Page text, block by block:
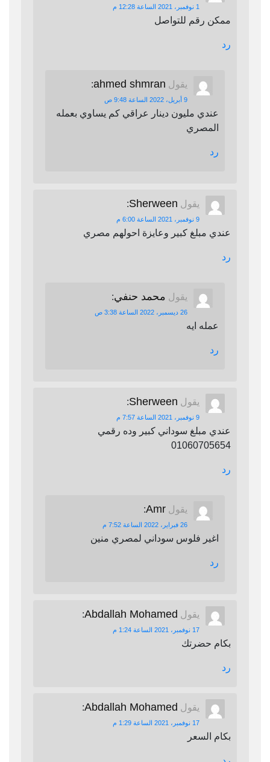
1 نوفمبر، 2021 الساعة 12:28 م
ممكن رقم للتواصل
رد
يقول ahmed shmran
:
9 أبريل، 2022 الساعة 9:48 ص
عندي مليون دينار عراقي كم يساوي بعمله
المصري
رد
يقول Sherween
:
9 نوفمبر، 2021 الساعة 6:00 م
عندي مبلغ كبير وعايزة احولهم مصري
رد
يقول محمد حنفي:
26 ديسمبر، 2022 الساعة 3:38 ص
عمله ايه
رد
يقول Sherween
:
9 نوفمبر، 2021 الساعة 7:57 م
عندي مبلغ سوداني كبير وده رقمي
01060705654
رد
يقول Amr
:
26 فبراير، 2022 الساعة 7:52 م
اغير فلوس سوداني لمصري منين
رد
يقول Abdallah Mohamed
:
17 نوفمبر، 2021 الساعة 1:24 م
بكام حضرتك
رد
يقول Abdallah Mohamed
:
17 نوفمبر، 2021 الساعة 1:29 م
بكام السعر